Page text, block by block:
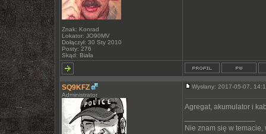
Znak: Konrad
Lokator: JO90MV
Dołączył: 30 Sty 2010
Posty: 276
Skąd: Biała
SQ9KFZ
Administrator
Wysłany: 2017-05-07,
Agregat, akumulator i
Nie znam się w